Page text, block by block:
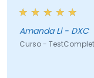
Amanda Li - DXC
Curso -